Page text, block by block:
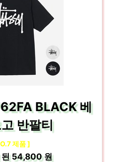
BLACK 베
반팔티
제품 ]
54,800 원